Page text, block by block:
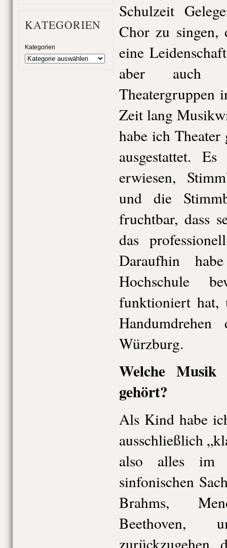
KATEGORIEN
Kategorien
Schulzeit
Chor zu
eine
aber auch
Theatergruppen
Zeit lang
habe ich Theater
ausgestattet.
erwiesen,
und die
fruchtbar, dass
das
Daraufhin
Hochschule
funktioniert hat,
Würzburg.
Welche
gehört?
Als Kind habe
ausschließlich
also alles im
sinfonischen
Brahms,
Beethoven,
zurückzugehen,